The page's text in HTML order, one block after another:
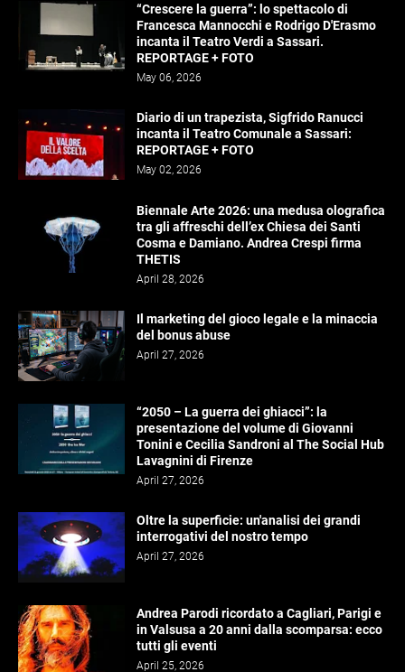
“Crescere la guerra”: lo spettacolo di
Francesca Mannocchi e Rodrigo D'Erasmo
incanta il Teatro Verdi a Sassari.
REPORTAGE + FOTO
May 06, 2026
Diario di un trapezista, Sigfrido Ranucci
incanta il Teatro Comunale a Sassari:
REPORTAGE + FOTO
May 02, 2026
Biennale Arte 2026: una medusa olografica
tra gli affreschi dell’ex Chiesa dei Santi
Cosma e Damiano. Andrea Crespi firma
THETIS
April 28, 2026
Il marketing del gioco legale e la minaccia
del bonus abuse
April 27, 2026
“2050 – La guerra dei ghiacci”: la
presentazione del volume di Giovanni
Tonini e Cecilia Sandroni al The Social Hub
Lavagnini di Firenze
April 27, 2026
Oltre la superficie: un'analisi dei grandi
interrogativi del nostro tempo
April 27, 2026
Andrea Parodi ricordato a Cagliari, Parigi e
in Valsusa a 20 anni dalla scomparsa: ecco
tutti gli eventi
April 25, 2026